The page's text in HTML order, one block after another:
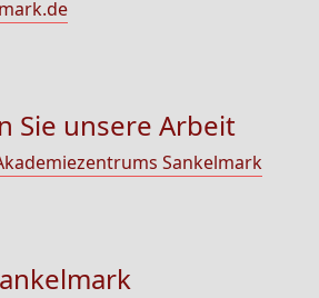
Sie unsere Arbeit
Sankelmark